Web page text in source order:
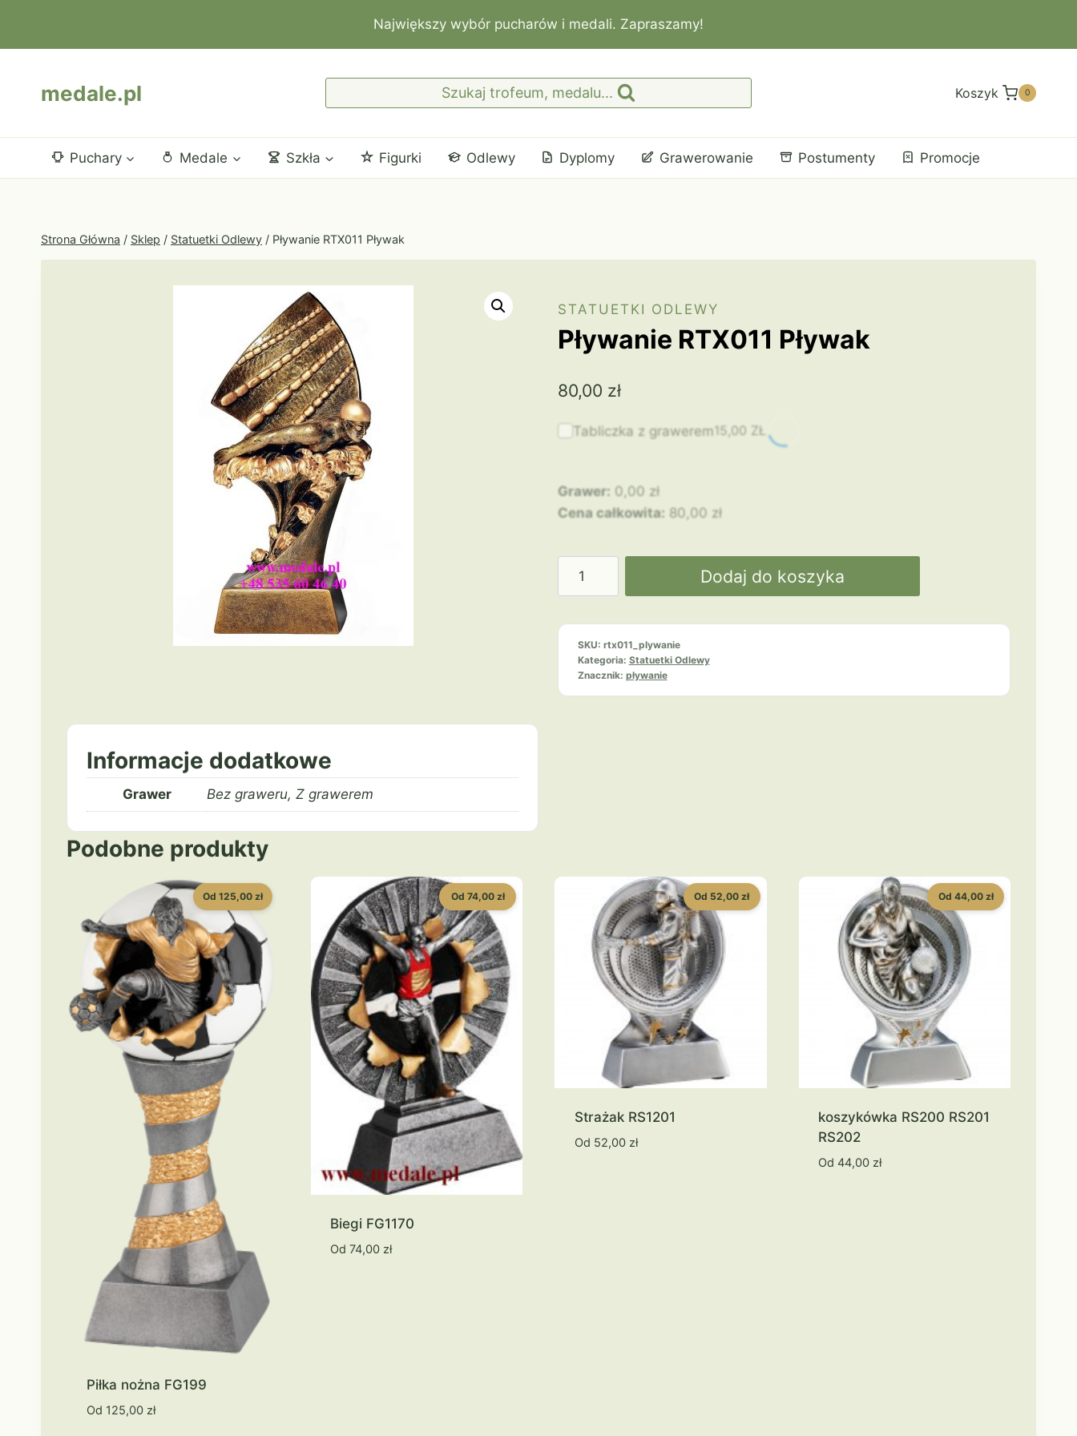
treści
Największy wybór pucharów i medali. Zapraszamy!
medale.pl Szukaj trofeum, medalu... Koszyk 0
Puchary Medale Szkła Figurki Odlewy Dyplomy Grawerowanie Postumenty Promocje
Strona Główna / Sklep / Statuetki Odlewy / Pływanie RTX011 Pływak
STATUETKI ODLEWY
Pływanie RTX011 Pływak
80,00 zł
Tabliczka z grawerem15,00 ZŁ
Grawer: 0,00 zł
Cena całkowita: 80,00 zł
Pływak
Dodaj do koszyka
SKU: rtx011_plywanie
Kategoria: Statuetki Odlewy
Znacznik: pływanie
Informacje dodatkowe
Grawer Bez graweru, Z grawerem
Podobne produkty
Od 125,00 zł
Piłka nożna FG199
Od 125,00 zł
Od 74,00 zł
Biegi FG1170
Od 74,00 zł
Od 52,00 zł
Strażak RS1201
Od 52,00 zł
Od 44,00 zł
koszykówka RS200 RS201
RS202
Od 44,00 zł